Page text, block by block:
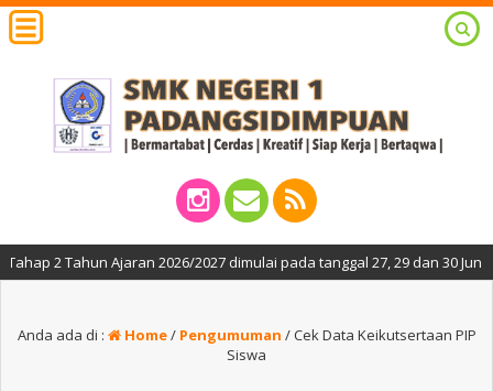
Ajaran 2026/2027 dimulai pada tanggal 27, 29 dan 30 Juni 2026,
Anda ada di : Home/ Pengumuman /Cek Data Keikutsertaan PIP
Siswa